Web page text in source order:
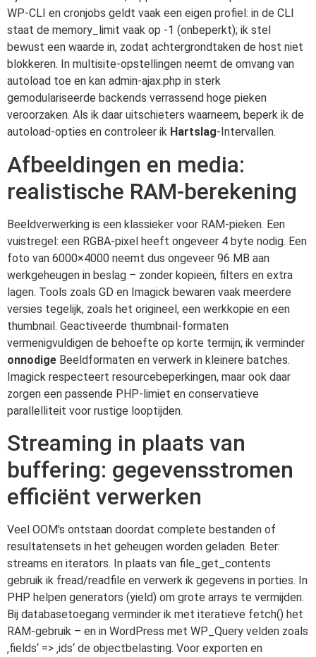
WP-CLI en cronjobs geldt vaak een eigen profiel: in de CLI
staat de memory_limit vaak op -1 (onbeperkt); ik stel
bewust een waarde in, zodat achtergrondtaken de host niet
blokkeren. In multisite-opstellingen neemt de omvang van
autoload toe en kan admin-ajax.php in sterk
gemodulariseerde backends verrassend hoge pieken
veroorzaken. Als ik daar uitschieters waarneem, beperk ik de
autoload-opties en controleer ik Hartslag-Intervallen.
Afbeeldingen en media:
realistische RAM-berekening
Beeldverwerking is een klassieker voor RAM-pieken. Een
vuistregel: een RGBA-pixel heeft ongeveer 4 byte nodig. Een
foto van 6000×4000 neemt dus ongeveer 96 MB aan
werkgeheugen in beslag – zonder kopieën, filters en extra
lagen. Tools zoals GD en Imagick bewaren vaak meerdere
versies tegelijk, zoals het origineel, een werkkopie en een
thumbnail. Geactiveerde thumbnail-formaten
vermenigvuldigen de behoefte op korte termijn; ik verminder
onnodige Beeldformaten en verwerk in kleinere batches.
Imagick respecteert resourcebeperkingen, maar ook daar
zorgen een passende PHP-limiet en conservatieve
parallelliteit voor rustige looptijden.
Streaming in plaats van
buffering: gegevensstromen
efficiënt verwerken
Veel OOM's ontstaan doordat complete bestanden of
resultatensets in het geheugen worden geladen. Beter:
streams en iterators. In plaats van file_get_contents
gebruik ik fread/readfile en verwerk ik gegevens in porties. In
PHP helpen generators (yield) om grote arrays te vermijden.
Bij databasetoegang verminder ik met iteratieve fetch() het
RAM-gebruik – en in WordPress met WP_Query velden zoals
‚fields‘ => ‚ids‘ de objectbelasting. Voor exporten en